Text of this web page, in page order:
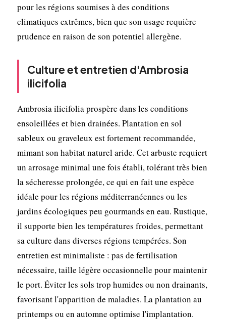
pour les régions soumises à des conditions
climatiques extrêmes, bien que son usage requière
prudence en raison de son potentiel allergène.
Culture et entretien d'Ambrosia
ilicifolia
Ambrosia ilicifolia prospère dans les conditions
ensoleillées et bien drainées. Plantation en sol
sableux ou graveleux est fortement recommandée,
mimant son habitat naturel aride. Cet arbuste requiert
un arrosage minimal une fois établi, tolérant très bien
la sécheresse prolongée, ce qui en fait une espèce
idéale pour les régions méditerranéennes ou les
jardins écologiques peu gourmands en eau. Rustique,
il supporte bien les températures froides, permettant
sa culture dans diverses régions tempérées. Son
entretien est minimaliste : pas de fertilisation
nécessaire, taille légère occasionnelle pour maintenir
le port. Éviter les sols trop humides ou non drainants,
favorisant l'apparition de maladies. La plantation au
printemps ou en automne optimise l'implantation.